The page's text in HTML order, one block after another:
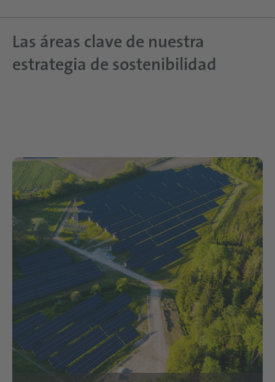
Las áreas clave de nuestra
estrategia de sostenibilidad